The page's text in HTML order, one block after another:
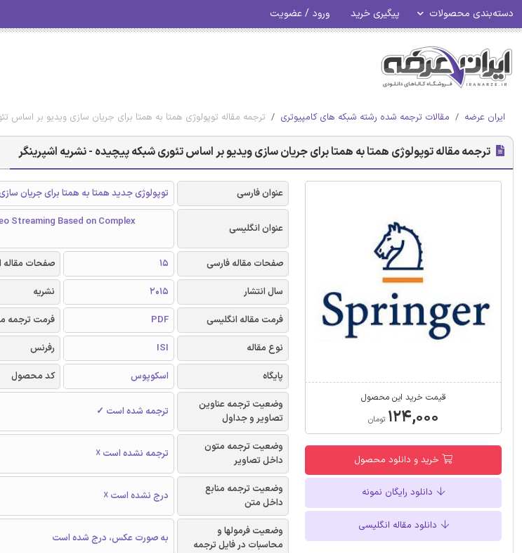
دسته‌بندی محصولات پیگیری خرید ورود / عضویت
ایران عرضه مقالات ترجمه شده رشته شبکه های کامپیوتری ترجمه مقاله توپولوژی همتا به همتا برای جریان سازی ویدیو بر اساس
ترجمه مقاله توپولوژی همتا به همتا برای جریان سازی ویدیو بر اساس تئوری شبکه پیچیده - نشریه اشپرینگر
قیمت خرید این محصول
۱۲۴,۰۰۰ تومان
خرید و دانلود محصول
دانلود رایگان نمونه
دانلود مقاله انگلیسی
عنوان فارسی توپولوژی جدید همتا به همتا برای جریان
عنوان انگلیسی
Streaming Based on Complex
صفحات مقاله فارسی
15 صفحات مقاله
سال انتشار
2015 نشریه
فرمت مقاله انگلیسی
PDF فرمت ترجمه
نوع مقاله
ISI رفرنس
پایگاه
اسکوپوس کد محصول
وضعیت ترجمه عناوین
تصاویر و جداول
ترجمه شده است ✓
وضعیت ترجمه متون
داخل تصاویر
ترجمه نشده است ☓
وضعیت ترجمه منابع
داخل متن
درج نشده است ☓
وضعیت فرمولها و
محاسبات در فایل ترجمه
به صورت عکس، درج شده است